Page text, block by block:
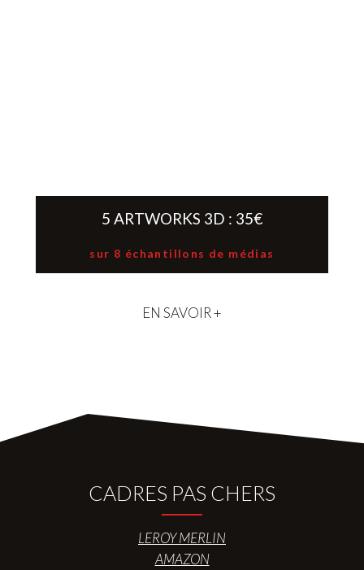
5 ARTWORKS 3D : 35€
sur 8 échantillons de médias
EN SAVOIR +
CADRES PAS CHERS
LEROY MERLIN
AMAZON